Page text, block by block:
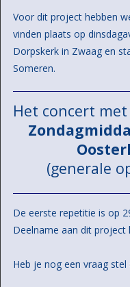
Voor dit project hebben
vinden plaats op
Dorpskerk in Zwaag en
Someren.
Het concert
(generale
De eerste repetitie is op
Deelname aan dit project
Heb je nog een vraag stel